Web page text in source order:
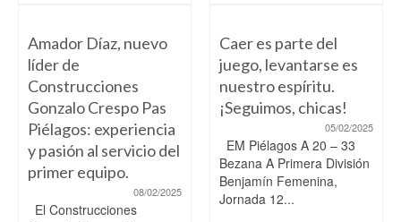
Amador Díaz, nuevo
líder de
Construcciones
Gonzalo Crespo Pas
Piélagos: experiencia
y pasión al servicio del
primer equipo.
08/02/2025
El Construcciones
Caer es parte del
juego, levantarse es
nuestro espíritu.
¡Seguimos, chicas!
05/02/2025
EM Piélagos A 20 – 33
Bezana A Primera División
Benjamín Femenina,
Jornada 12...